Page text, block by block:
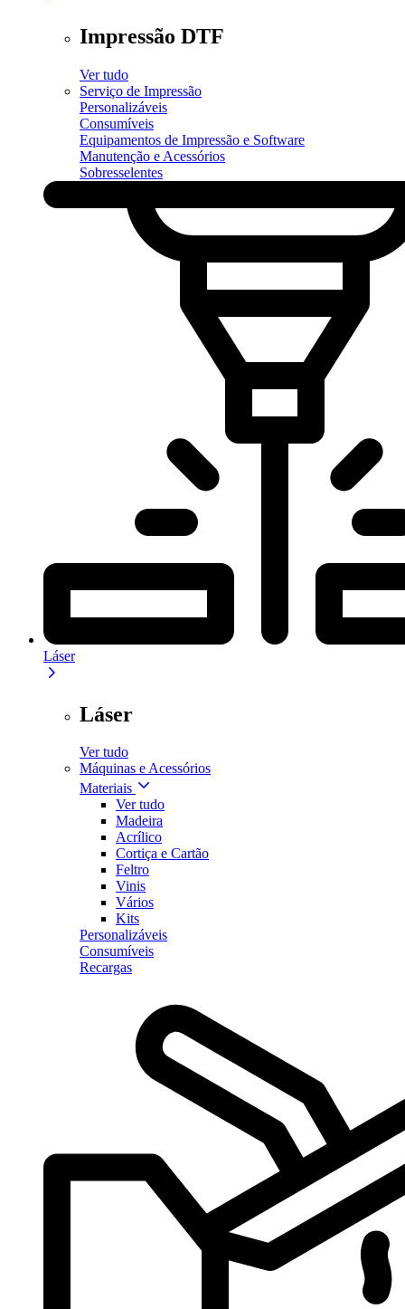
Impressão DTF
Ver tudo
Serviço de Impressão
Personalizáveis
Consumíveis
Equipamentos de Impressão e Software
Manutenção e Acessórios
Sobresselentes
Láser
Láser
Ver tudo
Máquinas e Acessórios
Materiais
Ver tudo
Madeira
Acrílico
Cortiça e Cartão
Feltro
Vinis
Vários
Kits
Personalizáveis
Consumíveis
Recargas